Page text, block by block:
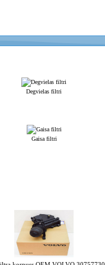
Degvielas filtri
Gaisa filtri